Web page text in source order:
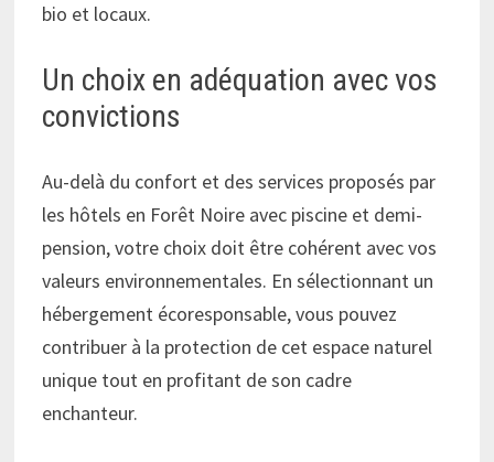
bio et locaux.
Un choix en adéquation avec vos
convictions
Au-delà du confort et des services proposés par
les hôtels en Forêt Noire avec piscine et demi-
pension, votre choix doit être cohérent avec vos
valeurs environnementales. En sélectionnant un
hébergement écoresponsable, vous pouvez
contribuer à la protection de cet espace naturel
unique tout en profitant de son cadre
enchanteur.